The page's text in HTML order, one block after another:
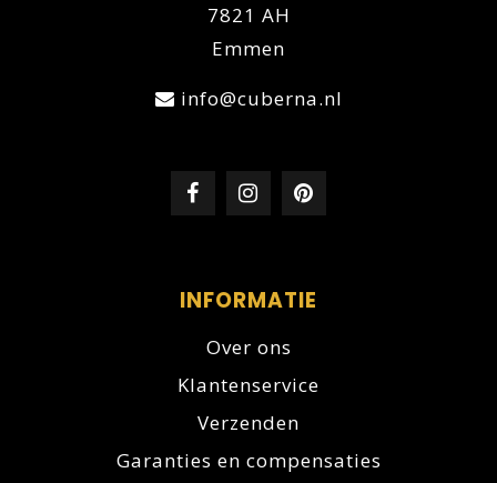
7821 AH
Emmen
info@cuberna.nl
INFORMATIE
Over ons
Klantenservice
Verzenden
Garanties en compensaties